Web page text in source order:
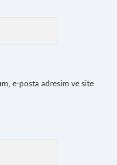
e-posta adresim ve site